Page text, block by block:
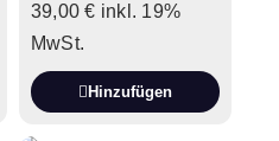
39,00€ inkl. 19%
MwSt.
Hinzufügen